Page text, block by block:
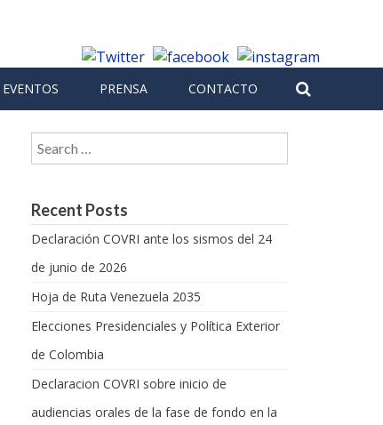
EVENTOS PRENSA CONTACTO
Search for:
Recent Posts
Declaración COVRI ante los sismos del 24
de junio de 2026
Hoja de Ruta Venezuela 2035
Elecciones Presidenciales y Política Exterior
de Colombia
Declaracion COVRI sobre inicio de
audiencias orales de la fase de fondo en la